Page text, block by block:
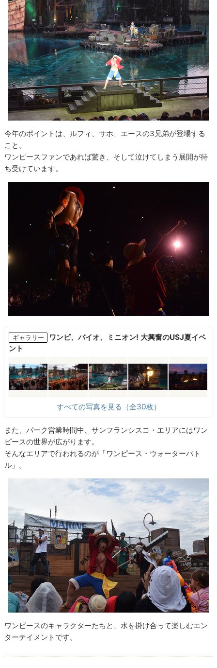
今年のポイントは、ルフィ、サホ、エースの3兄弟が登場する
こと。
ワンピースファンであれば驚き、そして泣けてしまう展開が待
ち受けています。
ギャラリー
ワンピ、バイオ、ミニオン! 大興奮のUSJ夏イベ
ント
すべての写真を見る（全30枚）
また、パーク営業時間中、サンフランシスコ・エリアにはワン
ピースの世界が広がります。
そんなエリアで行われるのが「ワンピース・ウォーターバト
ル」。
ワンピースのキャラクターたちと、水を掛け合って楽しむエン
ターテイメントです。